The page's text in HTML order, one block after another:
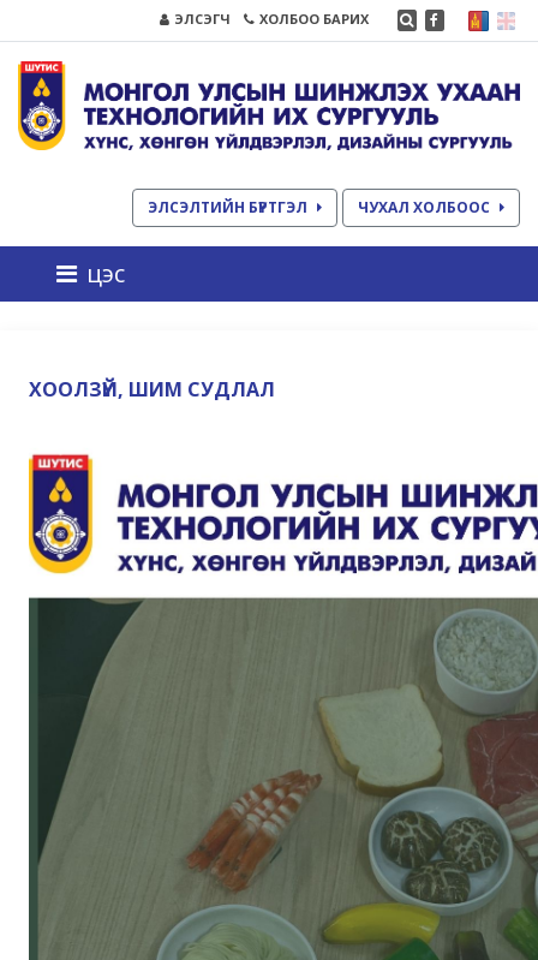
ЭЛСЭГЧ ХОЛБОО БАРИХ
ЭЛСЭЛТИЙН БҮРТГЭЛ ЧУХАЛ ХОЛБООС
цэс
ХООЛЗҮЙ, ШИМ СУДЛАЛ